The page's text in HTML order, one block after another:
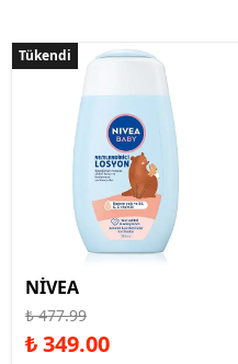
Tükendi
Tükendi
NİVEA
₺ 477.99
₺ 349.00